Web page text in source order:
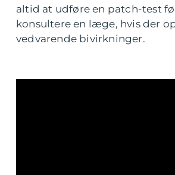
altid at udføre en patch-test
konsultere en læge, hvis der
vedvarende bivirkninger.